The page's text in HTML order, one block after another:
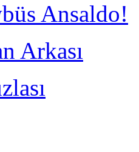
Ansaldo!
Arkası